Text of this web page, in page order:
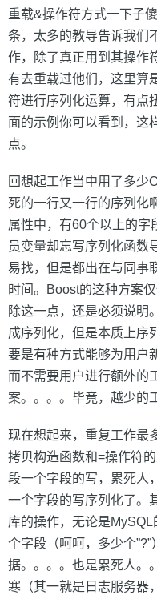
重载&操作符方式一下子
条，太多的教导告诉我们
作，除了真正用到其操作
有去重载过他们，这里算
符进行序列化运算，有点
面的示例你可以看到，这
点。
回想起工作当中用了多少
死的一行又一行的序列化
属性中，有60个以上的字
员变量却忘写序列化函数
易找，但是都出在与同事
时间。Boost的这种方案
除这一点，还是必须说明
成序列化，但是本质上序
要是有种方式能够为用户
而不需要用户进行额外的
案。。。。毕竟，越少的
现在想起来，重复工作最
拷贝构造函数和=操作符
段一个字段的写，累死人
一个字段的写序列化了。
库的操作，无论是
个字段（呵呵，多少个
据。。。。也是累死人。
寒（其一就是日志服务器